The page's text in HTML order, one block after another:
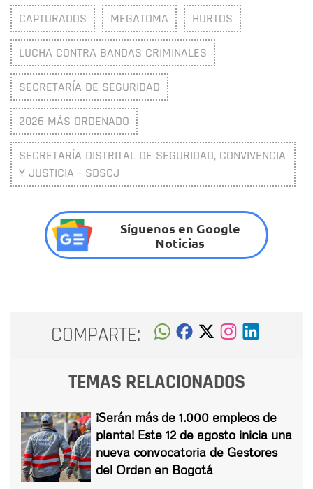
CAPTURADOS MEGATOMA HURTOS
LUCHA CONTRA BANDAS CRIMINALES
SECRETARÍA DE SEGURIDAD
2026 MÁS ORDENADO
SECRETARÍA DISTRITAL DE SEGURIDAD, CONVIVENCIA
Y JUSTICIA - SDSCJ
Síguenos en Google
Noticias
COMPARTE:
TEMAS RELACIONADOS
¡Serán más de 1.000 empleos de
planta! Este 12 de agosto inicia una
nueva convocatoria de Gestores
del Orden en Bogotá